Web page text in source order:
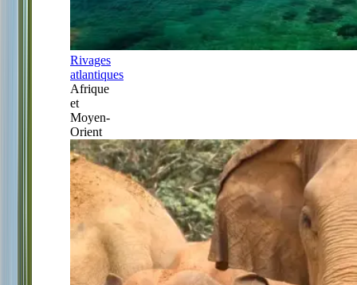
Rivages
atlantiques
Afrique
et
Moyen-
Orient